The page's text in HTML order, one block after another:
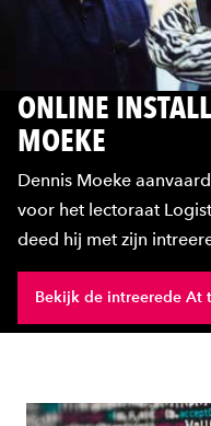
ONLINE
MOEKE
Dennis Moeke
voor het lectoraat
deed hij met zijn
Bekijk de intreerede At